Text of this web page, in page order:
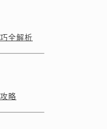
全解析
略